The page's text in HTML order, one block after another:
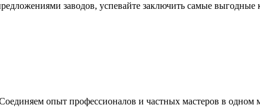
заводов, успевайте заключить самые выгодные
опыт профессионалов и частных мастеров в одном